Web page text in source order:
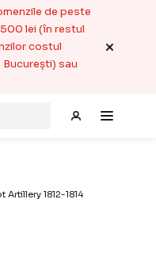
de peste
lei (în restul
costul
sau
Artillery 1812-1814